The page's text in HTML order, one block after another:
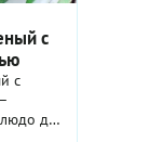
с
с
для